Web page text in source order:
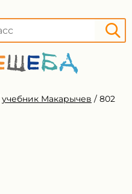
учебник Макарычев / 802